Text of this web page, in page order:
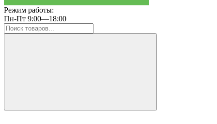
Режим работы:
Пн-Пт 9:00—18:00